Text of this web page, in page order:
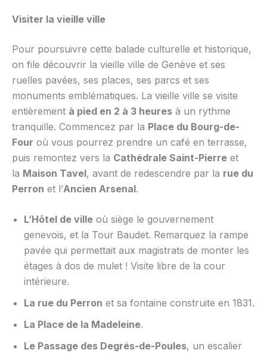
Visiter la vieille ville
Pour poursuivre cette balade culturelle et historique,
on file découvrir la vieille ville de Genève et ses
ruelles pavées, ses places, ses parcs et ses
monuments emblématiques. La vieille ville se visite
entièrement à pied en 2 à 3 heures à un rythme
tranquille. Commencez par la Place du Bourg-de-
Four où vous pourrez prendre un café en terrasse,
puis remontez vers la Cathédrale Saint-Pierre et
la Maison Tavel, avant de redescendre par la rue du
Perron et l’Ancien Arsenal.
L’Hôtel de ville où siège le gouvernement
genevois, et la Tour Baudet. Remarquez la rampe
pavée qui permettait aux magistrats de monter les
étages à dos de mulet ! Visite libre de la cour
intérieure.
La rue du Perron et sa fontaine construite en 1831.
La Place de la Madeleine.
Le Passage des Degrés-de-Poules, un escalier